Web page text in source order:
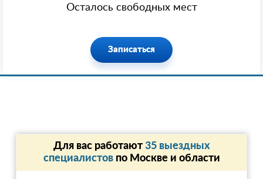
Осталось свободных мест
Записаться
Для вас работают35 выездных
специалистовпо Москве и области